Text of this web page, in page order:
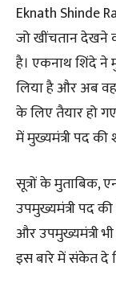
Eknath Shinde
जो खींचतान देखने
है। एकनाथ शिंदे ने
लिया है और अब
के लिए तैयार हो
में मुख्यमंत्री पद
सूत्रों के मुताबिक,
उपमुख्यमंत्री पद
और उपमुख्यमंत्री
इस बारे में संकेत दे